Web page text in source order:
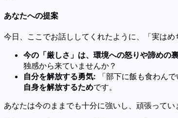
あなたへの提案
今日、ここでお話ししてくれたように、「実は
今の「厳しさ」は、環境への怒りや諦めの
独感から来ていませんか？
自分を解放する勇気: 「部下に飯も食わん
自身を解放するためです。
あなたは今のままでも十分に強いし、頑張って